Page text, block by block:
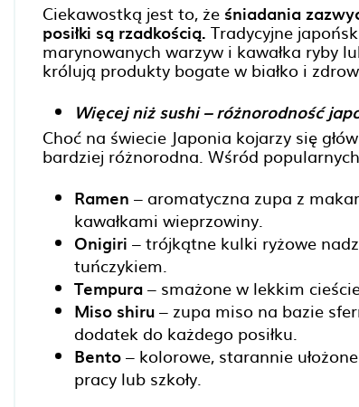
Ciekawostką jest to, że śniadania
posiłki są rzadkością. Tradycyjne
marynowanych warzyw i kawałka ryby
królują produkty bogate w białko i
Więcej niż sushi – różnorodność
Choć na świecie Japonia kojarzy się
bardziej różnorodna. Wśród
Ramen – aromatyczna zupa z
kawałkami wieprzowiny.
Onigiri – trójkątne kulki ryżowe
tuńczykiem.
Tempura– smażone w lekkim
Miso shiru– zupa miso na bazie
dodatek do każdego posiłku.
Bento– kolorowe, starannie
pracy lub szkoły.